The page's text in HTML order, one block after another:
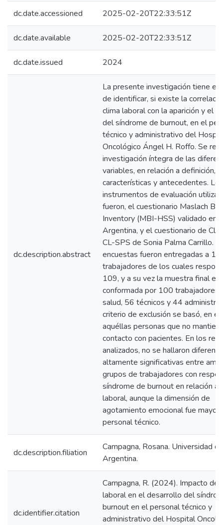
dc.date.accessioned 2025-02-20T22:33:51Z
dc.date.available 2025-02-20T22:33:51Z
dc.date.issued 2024
dc.description.abstract
La presente investigación tiene el
de identificar, si existe la
clima laboral con la aparición y el
del síndrome de burnout, en el
técnico y administrativo del
Oncológico Ángel H. Roffo. Se
investigación íntegra de las
variables, en relación a definición,
características y antecedentes. Los
instrumentos de evaluación
fueron, el cuestionario Maslach
Inventory (MBI-HSS) validado en
Argentina, y el cuestionario de
CL-SPS de Sonia Palma Carrillo.
encuestas fueron entregadas a
trabajadores de los cuales
109, y a su vez la muestra final
conformada por 100 trabajadores
salud, 56 técnicos y 44
criterio de exclusión se basó, en
aquéllas personas que no
contacto con pacientes. En los
analizados, no se hallaron
altamente significativas entre
grupos de trabajadores con
síndrome de burnout en relación al
laboral, aunque la dimensión de
agotamiento emocional fue mayor
personal técnico.
dc.description.filiation
Campagna, Rosana. Universidad
Argentina.
dc.identifier.citation
Campagna, R. (2024). Impacto del
laboral en el desarrollo del
burnout en el personal técnico y
administrativo del Hospital